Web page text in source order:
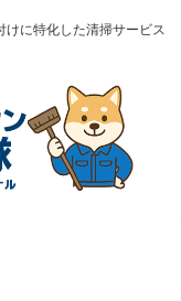
けに特化した清掃サービス